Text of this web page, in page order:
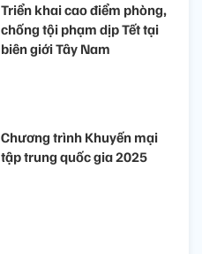
Triển khai cao điểm phòng,
chống tội phạm dịp Tết tại
biên giới Tây Nam
Chương trình Khuyến mại
tập trung quốc gia 2025